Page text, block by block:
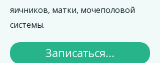
яичников, матки, мочеполовой
системы.
Записаться...